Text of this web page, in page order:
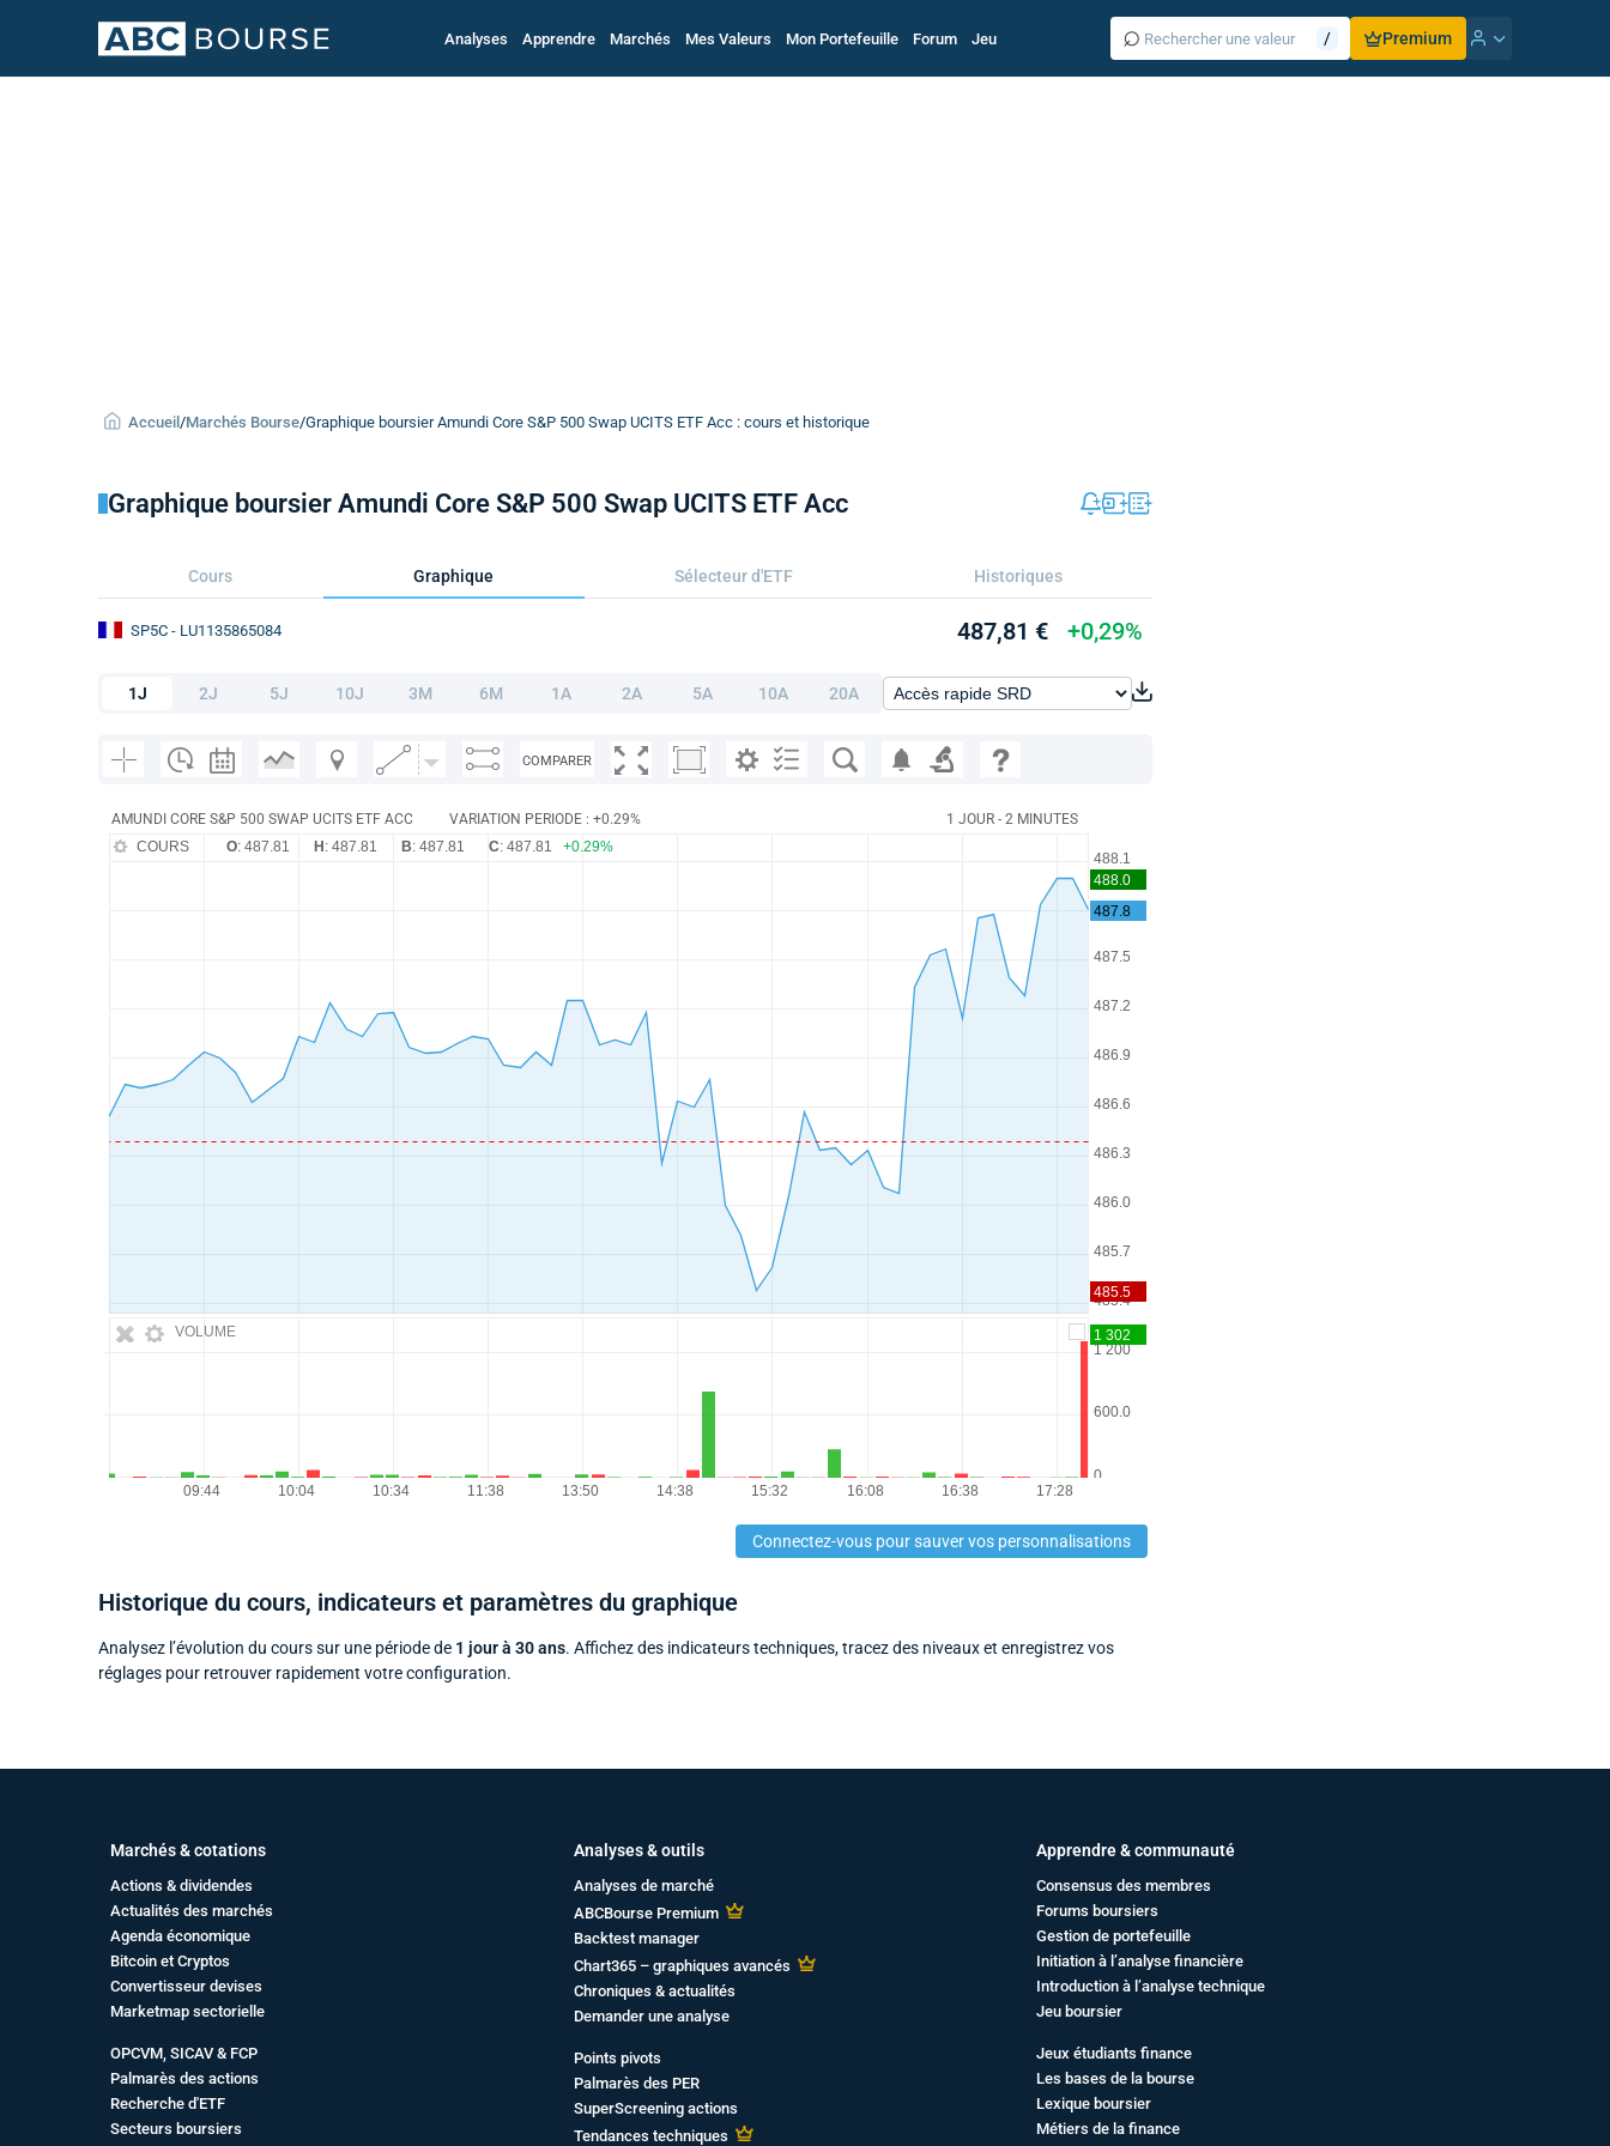
Analyses Apprendre Marchés Mes Valeurs Mon Portefeuille Forum Jeu ⌕ / Premium
Accueil /Marchés Bourse/Graphique boursier Amundi Core S&P 500 Swap UCITS ETF Acc : cours et historique
Graphique boursier Amundi Core S&P 500 Swap UCITS ETF Acc
Cours Graphique Sélecteur d'ETF Historiques
SP5C - LU1135865084 487,81 € +0,29%
1J 2J 5J 10J 3M 6M 1A 2A 5A 10A 20A
COMPARER
AMUNDI CORE S&P 500 SWAP UCITS ETF ACC VARIATION PERIODE : +0.29% 1 JOUR - 2 MINUTES
VOLUME
COURS O: 487.81 H : 487.81 B: 487.81 C: 487.81 +0.29%
Connectez-vous pour sauver vos personnalisations
Historique du cours, indicateurs et paramètres du graphique
Analysez l’évolution du cours sur une période de 1 jour à 30 ans. Affichez des indicateurs techniques, tracez des niveaux et enregistrez vos
réglages pour retrouver rapidement votre configuration.
Marchés & cotations
Actions & dividendes
Actualités des marchés
Agenda économique
Bitcoin et Cryptos
Convertisseur devises
Marketmap sectorielle
OPCVM, SICAV & FCP
Palmarès des actions
Recherche d'ETF
Secteurs boursiers
Analyses & outils
Analyses de marché
ABCBourse Premium
Backtest manager
Chart365 – graphiques avancés
Chroniques & actualités
Demander une analyse
Points pivots
Palmarès des PER
SuperScreening actions
Tendances techniques
Apprendre & communauté
Consensus des membres
Forums boursiers
Gestion de portefeuille
Initiation à l’analyse financière
Introduction à l’analyse technique
Jeu boursier
Jeux étudiants finance
Les bases de la bourse
Lexique boursier
Métiers de la finance